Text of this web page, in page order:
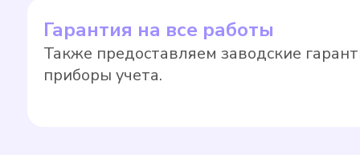
Гарантия на все работы
Также предоставляем заводские
приборы учета.